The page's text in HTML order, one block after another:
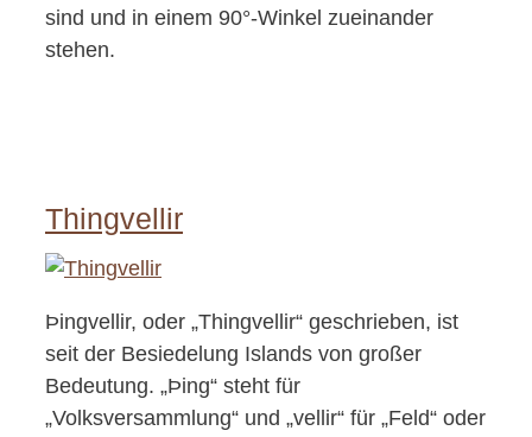
sind und in einem 90°-Winkel zueinander
stehen.
Thingvellir
Þingvellir, oder „Thingvellir“ geschrieben, ist
seit der Besiedelung Islands von großer
Bedeutung. „Þing“ steht für
„Volksversammlung“ und „vellir“ für „Feld“ oder